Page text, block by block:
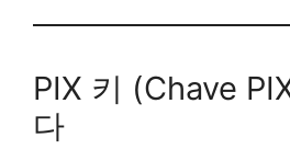
PIX 키 (Chave
다